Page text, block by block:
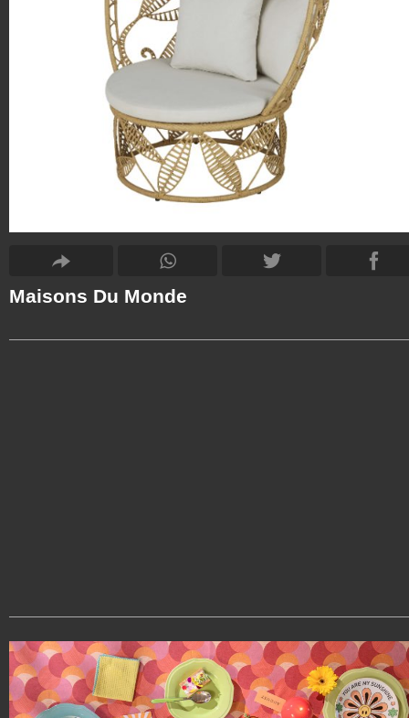
Maisons Du Monde